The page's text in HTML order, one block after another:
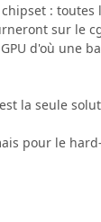
:
sur le
d'où une
la seule
pour le